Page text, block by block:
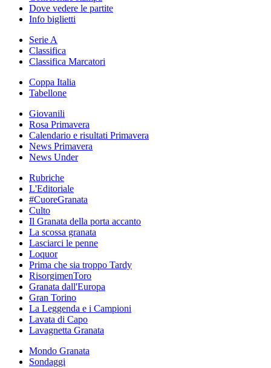
Dove vedere le partite
Info biglietti
Serie A
Classifica
Classifica Marcatori
Coppa Italia
Tabellone
Giovanili
Rosa Primavera
Calendario e risultati Primavera
News Primavera
News Under
Rubriche
L'Editoriale
#CuoreGranata
Culto
Il Granata della porta accanto
La scossa granata
Lasciarci le penne
Loquor
Prima che sia troppo Tardy
RisorgimenToro
Granata dall'Europa
Gran Torino
La Leggenda e i Campioni
Lavata di Capo
Lavagnetta Granata
Mondo Granata
Sondaggi